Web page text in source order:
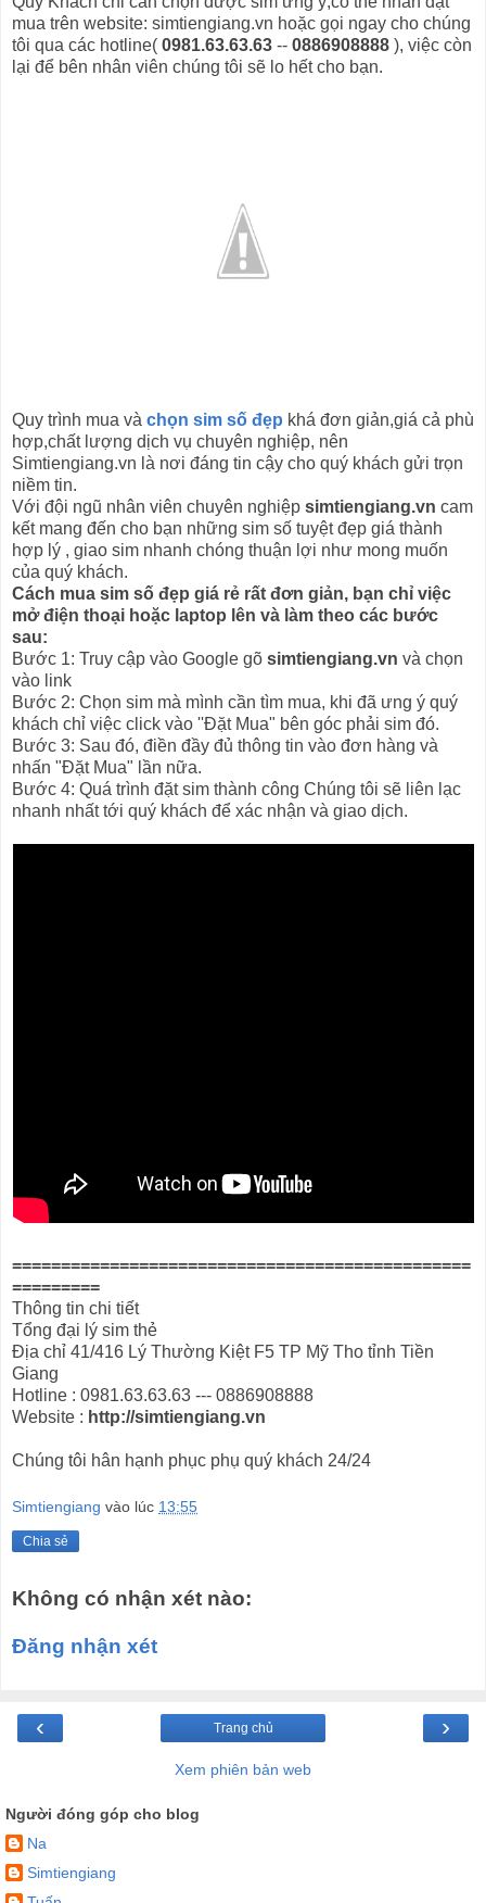
mua trên website: simtiengiang.vn hoặc gọi ngay cho chúng
tôi qua các hotline( 0981.63.63.63 -- 0886908888 ), việc còn
lại để bên nhân viên chúng tôi sẽ lo hết cho bạn.
Quy trình mua và chọn sim số đẹp khá đơn giản,giá cả phù
hợp,chất lượng dịch vụ chuyên nghiệp, nên
Simtiengiang.vn là nơi đáng tin cậy cho quý khách gửi trọn
niềm tin.
Với đội ngũ nhân viên chuyên nghiệp simtiengiang.vn cam
kết mang đến cho bạn những sim số tuyệt đẹp giá thành
hợp lý , giao sim nhanh chóng thuận lợi như mong muốn
của quý khách.
Cách mua sim số đẹp giá rẻ rất đơn giản, bạn chỉ việc
mở điện thoại hoặc laptop lên và làm theo các bước
sau:
Bước 1: Truy cập vào Google gõ simtiengiang.vn và chọn
vào link
Bước 2: Chọn sim mà mình cần tìm mua, khi đã ưng ý quý
khách chỉ việc click vào ''Đặt Mua" bên góc phải sim đó.
Bước 3: Sau đó, điền đầy đủ thông tin vào đơn hàng và
nhấn "Đặt Mua" lần nữa.
Bước 4: Quá trình đặt sim thành công Chúng tôi sẽ liên lạc
nhanh nhất tới quý khách để xác nhận và giao dịch.
===============================================
=========
Thông tin chi tiết
Tổng đại lý sim thẻ
Địa chỉ 41/416 Lý Thường Kiệt F5 TP Mỹ Tho tỉnh Tiền
Giang
Hotline : 0981.63.63.63 --- 0886908888
Website : http://simtiengiang.vn
Chúng tôi hân hạnh phục phụ quý khách 24/24
Simtiengiang vào lúc 13:55
Chia sẻ
Không có nhận xét nào:
Đăng nhận xét
‹ ›
Trang chủ
Xem phiên bản web
Người đóng góp cho blog
Na
Simtiengiang